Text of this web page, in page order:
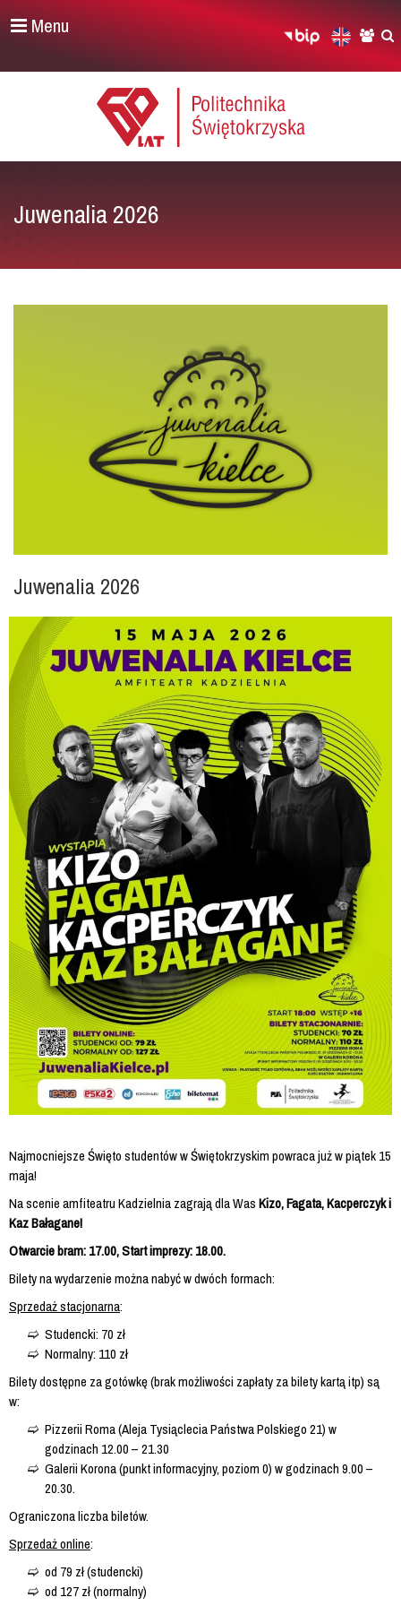
Menu
Juwenalia 2026
Juwenalia 2026
Najmocniejsze Święto studentów w Świętokrzyskim powraca już w piątek 15
maja!
Na scenie amfiteatru Kadzielnia zagrają dla WasKizo, Fagata, Kacperczyk i
Kaz Bałagane!
Otwarcie bram: 17.00, Start imprezy: 18.00.
Bilety na wydarzenie można nabyć w dwóch formach:
Sprzedaż stacjonarna:
Studencki: 70 zł
Normalny: 110 zł
Bilety dostępne za gotówkę (brak możliwości zapłaty za bilety kartą itp) są
w:
Pizzerii Roma (Aleja Tysiąclecia Państwa Polskiego 21) w
godzinach 12.00 – 21.30
Galerii Korona (punkt informacyjny, poziom 0) w godzinach 9.00 –
20.30.
Ograniczona liczba biletów.
Sprzedaż online:
od 79 zł (studencki)
od 127 zł (normalny)